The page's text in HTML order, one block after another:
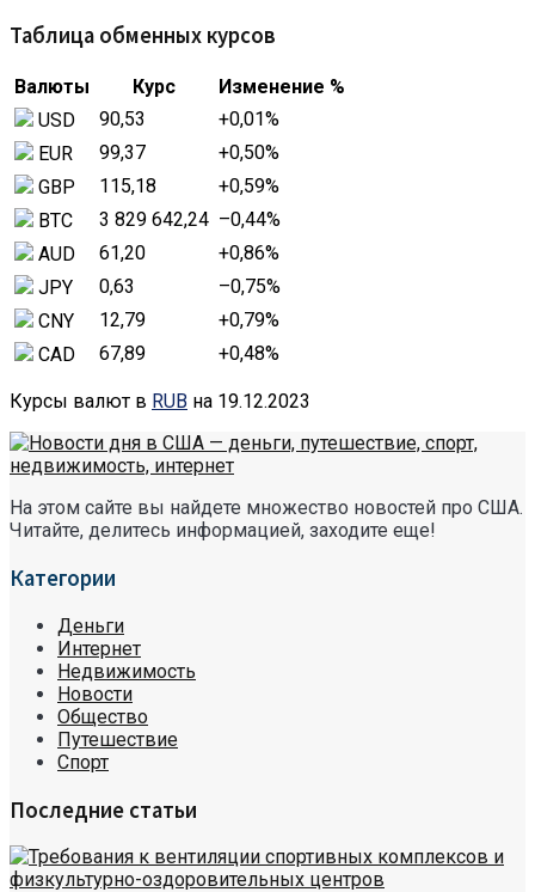
Таблица обменных курсов
Валюты Курс
Изменение %
USD
90,53 +0,01%
EUR
99,37 +0,50%
GBP
115,18 +0,59%
BTC
3 829 642,24 –0,44%
AUD
61,20 +0,86%
JPY
0,63 –0,75%
CNY
12,79 +0,79%
CAD
67,89 +0,48%
Курсы валют в RUB на 19.12.2023
На этом сайте вы найдете множество новостей про США.
Читайте, делитесь информацией, заходите еще!
Категории
Деньги
Интернет
Недвижимость
Новости
Общество
Путешествие
Спорт
Последние статьи